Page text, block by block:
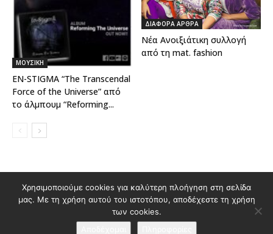
ΜΟΥΣΙΚΗ
EN-STIGMA “The Transcendal
Force of the Universe” από
το άλμπουμ “Reforming...
ΔΙΑΦΟΡΑ ΑΡΘΡΑ
Νέα Ανοιξιάτικη συλλογή
από τη mat. fashion
Διαφημιστείτε στο Polis Magazino
Όροι χρήσης & Πολιτική Προστασίας Προσωπικών Δεδομένων
Επικοινωνία
Χρησιμοποιούμε cookies για καλύτερη πλοήγηση στη σελίδα
μας. Με τη χρήση αυτού του ιστοτόπου, αποδέχεστε τη χρήση
των cookies.